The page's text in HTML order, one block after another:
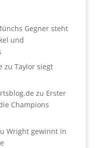
Gegner steht
und
zu Taylor siegt
zu Erster
Champions
Wright gewinnt in